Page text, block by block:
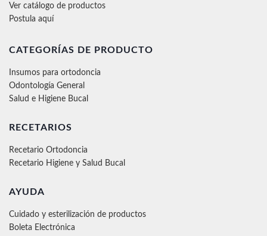
Ver catálogo de productos
Postula aquí
CATEGORÍAS DE PRODUCTO
Insumos para ortodoncia
Odontología General
Salud e Higiene Bucal
RECETARIOS
Recetario Ortodoncia
Recetario Higiene y Salud Bucal
AYUDA
Cuidado y esterilización de productos
Boleta Electrónica